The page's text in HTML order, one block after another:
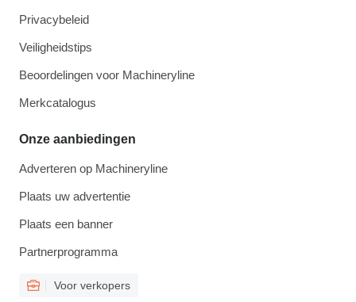
Privacybeleid
Veiligheidstips
Beoordelingen voor Machineryline
Merkcatalogus
Onze aanbiedingen
Adverteren op Machineryline
Plaats uw advertentie
Plaats een banner
Partnerprogramma
Voor verkopers